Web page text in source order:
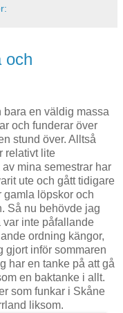
och
bara en väldig massa
och funderar över
stund över. Alltså
relativt lite
mina semestrar har
ute och gått tidigare
gamla löpskor och
Så nu behövde jag
var inte påfallande
ordning kängor,
gjort inför sommaren
har en tanke på att gå
en baktanke i allt.
som funkar i Skåne
liksom.